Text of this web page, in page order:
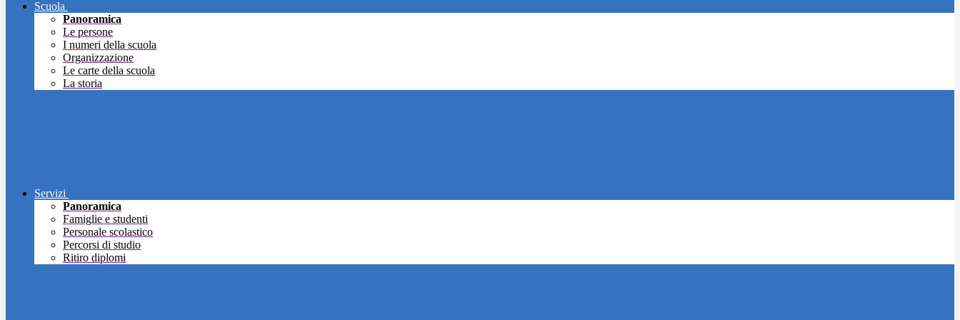
Scuola
Panoramica
Le persone
I numeri della scuola
Organizzazione
Le carte della scuola
La storia
Servizi
Panoramica
Famiglie e studenti
Personale scolastico
Percorsi di studio
Ritiro diplomi